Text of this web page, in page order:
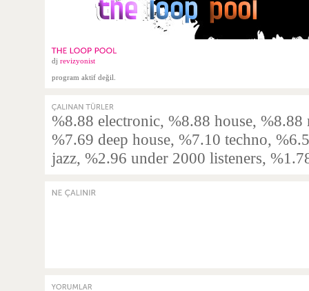
dj revizyonist
program aktif değil.
%8.88 electronic, %8.88 house,
%7.69 deep house, %7.10 techno,
jazz, %2.96 under 2000 listeners,